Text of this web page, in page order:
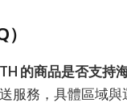
的商品是否支持
服務，具體區域與